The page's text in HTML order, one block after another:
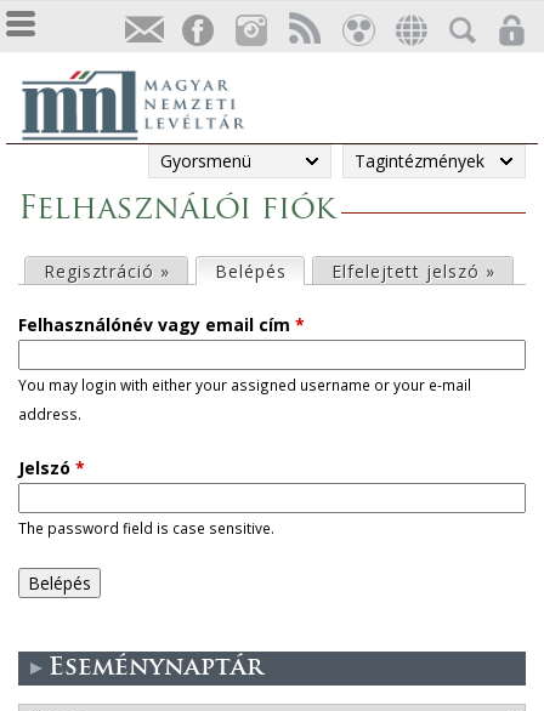
Gyorsmenü Tagintézmények
Felhasználói fiók
l
s
ő
d
l
e
e
Regisztráció » Belépés (aktív fül)Elfelejtett jelszó »
Felhasználónév vagy email cím *
You may login with either your assigned username or your e-mail
address.
Jelszó *
The password field is case sensitive.
Eseménynaptár